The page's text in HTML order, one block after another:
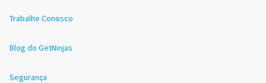
Trabalhe Conosco
Blog do GetNinjas
Segurança